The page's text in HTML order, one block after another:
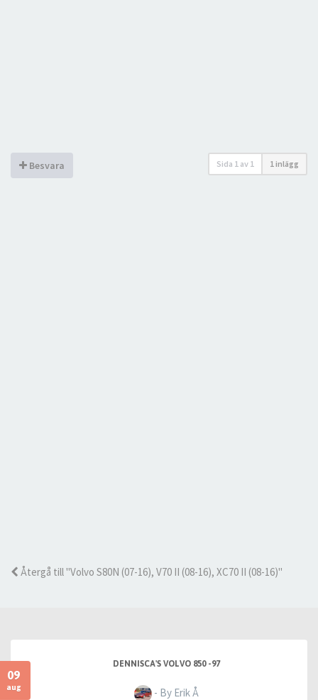
Besvara Sida 1 av 1 1 inlägg
Återgå till "Volvo S80N (07-16), V70 II (08-16), XC70 II (08-16)"
09
aug
DENNISCA'S VOLVO 850 -97
- By Erik Å